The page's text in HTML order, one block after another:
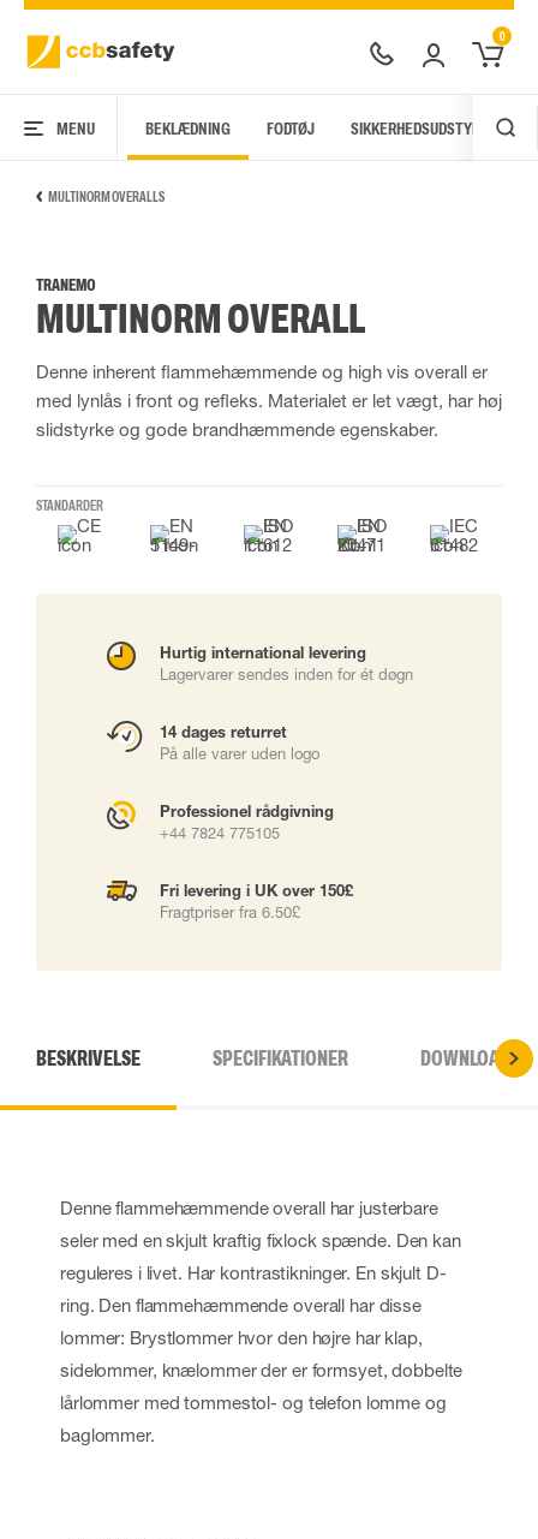
0
MENU BEKLÆDNING FODTØJ SIKKERHEDSUDSTYR
MULTINORM OVERALLS
TRANEMO
MULTINORM OVERALL
Denne inherent flammehæmmende og high vis overall er
med lynlås i front og refleks. Materialet er let vægt, har høj
slidstyrke og gode brandhæmmende egenskaber.
STANDARDER
Hurtig international levering
Lagervarer sendes inden for ét døgn
14 dages returret
På alle varer uden logo
Professionel rådgivning
+44 7824 775105
Fri levering i UK over 150£
Fragtpriser fra 6.50£
BESKRIVELSE SPECIFIKATIONER DOWNLOADS
Denne flammehæmmende overall har justerbare
seler med en skjult kraftig fixlock spænde. Den kan
reguleres i livet. Har kontrastikninger. En skjult D-
ring. Den flammehæmmende overall har disse
lommer: Brystlommer hvor den højre har klap,
sidelommer, knælommer der er formsyet, dobbelte
lårlommer med tommestol- og telefon lomme og
baglommer.